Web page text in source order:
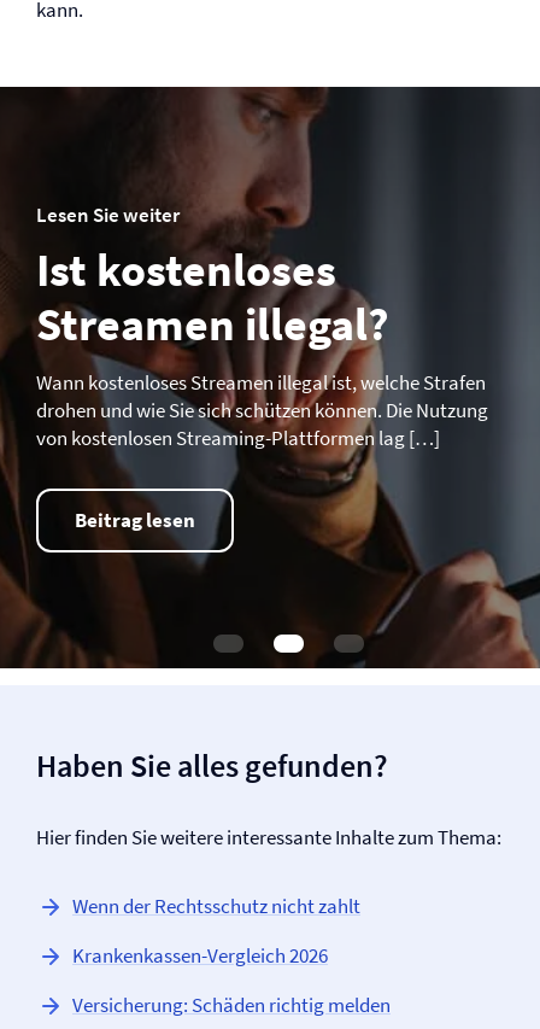
kann.
Lesen Sie weiter
Ist kostenloses
Streamen illegal?
Wann kostenloses Streamen illegal ist, welche Strafen
drohen und wie Sie sich schützen können. Die Nutzung
von kostenlosen Streaming-Plattformen lag […]
Beitrag lesen
Haben Sie alles gefunden?
Hier finden Sie weitere interessante Inhalte zum Thema:
Wenn der Rechtsschutz nicht zahlt
Krankenkassen-Vergleich 2026
Versicherung: Schäden richtig melden